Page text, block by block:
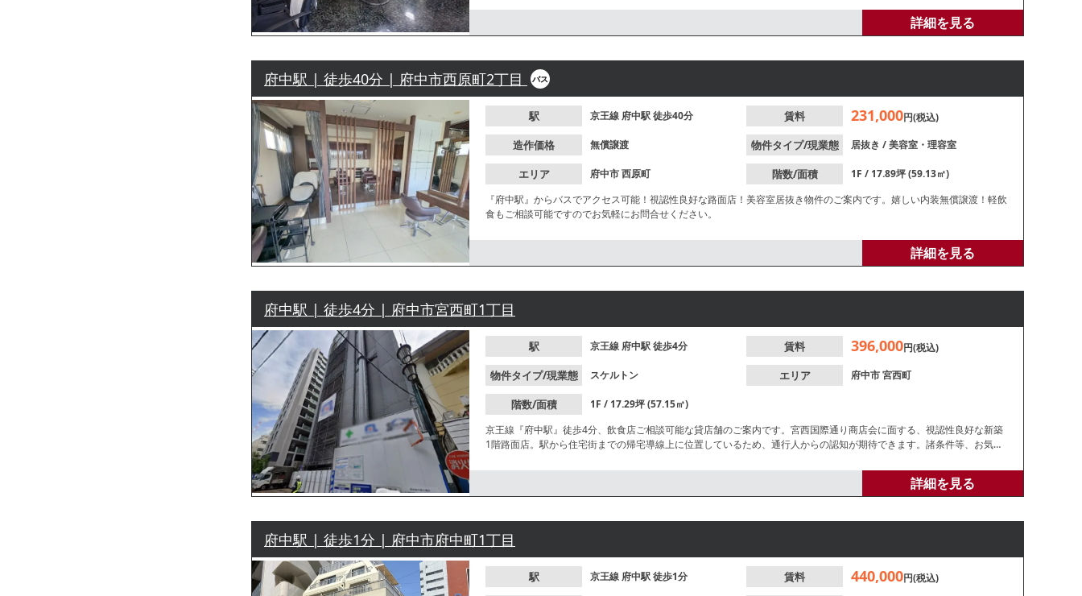
詳細を見る
府中駅 | 徒歩40分 | 府中市西原町2丁目 バス
駅 京王線 府中駅徒歩40分 賃料 231,000円(税込)
造作価格 無償譲渡 物件タイプ/現業態 居抜き /美容室・理容室
エリア 府中市西原町 階数/面積
1F / 17.89坪 (59.13㎡)
『府中駅』からバスでアクセス可能！視認性良好な路面店！美容室居抜き物件のご案内です。嬉しい内装無償譲渡！軽飲
食もご相談可能ですのでお気軽にお問合せください。
詳細を見る
府中駅 | 徒歩4分 | 府中市宮西町1丁目
駅 京王線 府中駅徒歩4分 賃料 396,000円(税込)
物件タイプ/現業態 スケルトン エリア 府中市宮西町
階数/面積
1F / 17.29坪 (57.15㎡)
京王線『府中駅』徒歩4分、飲食店ご相談可能な貸店舗のご案内です。宮西国際通り商店会に面する、視認性良好な新築
1階路面店。駅から住宅街までの帰宅導線上に位置しているため、通行人からの認知が期待できます。諸条件等、お気軽
詳細を見る
府中駅 | 徒歩1分 | 府中市府中町1丁目
駅 京王線 府中駅徒歩1分 賃料 440,000円(税込)